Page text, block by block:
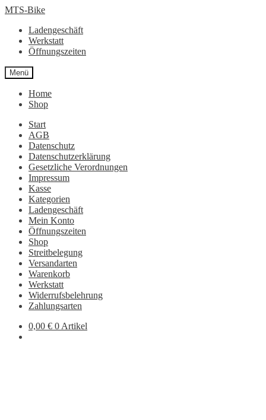
Zur
springen
Zum
springen
MTS-Bike
Ladengeschäft
Werkstatt
Öffnungszeiten
Menü
Home
Shop
Start
AGB
Datenschutz
Datenschutzerklärung
Gesetzliche Verordnungen
Impressum
Kasse
Kategorien
Ladengeschäft
Mein Konto
Öffnungszeiten
Shop
Streitbelegung
Versandarten
Warenkorb
Werkstatt
Widerrufsbelehrung
Zahlungsarten
0,00 € 0 Artikel